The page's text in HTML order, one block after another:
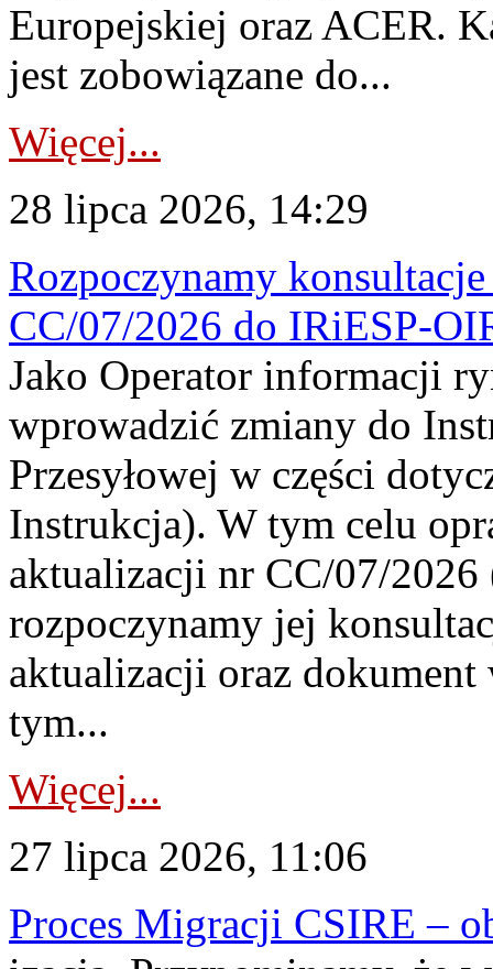
Europejskiej oraz ACER.
jest zobowiązane do...
Więcej...
28 lipca 2026, 14:29
Rozpoczynamy
CC/07/2026 do IRiESP-
Jako Operator informacji
wprowadzić zmiany do
Przesyłowej w części
Instrukcja). W tym celu
aktualizacji nr CC/07/
rozpoczynamy jej
aktualizacji oraz
tym...
Więcej...
27 lipca 2026, 11:06
Proces Migracji CSIRE –